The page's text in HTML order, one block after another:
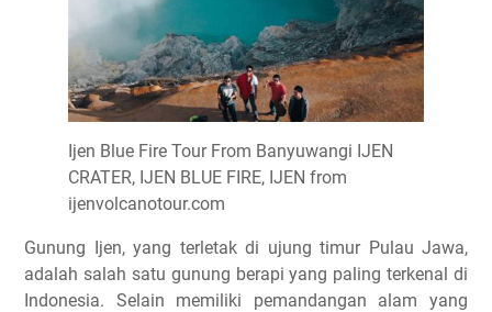
Ijen Blue Fire Tour From Banyuwangi IJEN
CRATER, IJEN BLUE FIRE, IJEN from
ijenvolcanotour.com
Gunung Ijen, yang terletak di ujung timur Pulau Jawa,
adalah salah satu gunung berapi yang paling terkenal di
Indonesia. Selain memiliki pemandangan alam yang